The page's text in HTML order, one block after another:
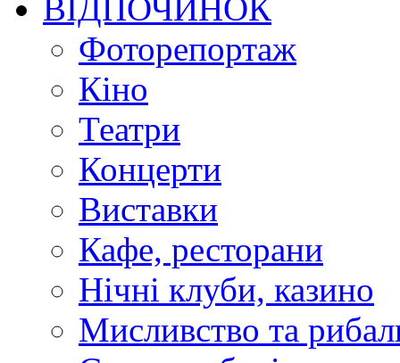
ВІДПОЧИНОК
Фоторепортаж
Кіно
Театри
Концерти
Виставки
Кафе, ресторани
Нічні клуби, казино
Мисливство та